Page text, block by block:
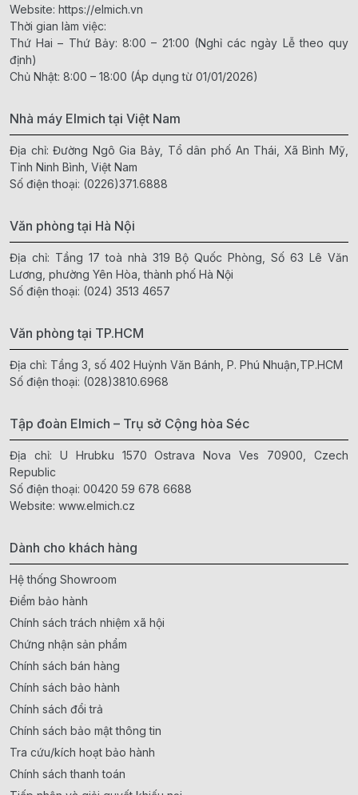
Website: https://elmich.vn
Thời gian làm việc:
Thứ Hai – Thứ Bảy: 8:00 – 21:00 (Nghỉ các ngày Lễ theo quy
định)
Chủ Nhật: 8:00 – 18:00 (Áp dụng từ 01/01/2026)
Nhà máy Elmich tại Việt Nam
Địa chỉ: Đường Ngô Gia Bảy, Tổ dân phố An Thái, Xã Bình Mỹ,
Tỉnh Ninh Bình, Việt Nam
Số điện thoại: (0226)371.6888
Văn phòng tại Hà Nội
Địa chỉ: Tầng 17 toà nhà 319 Bộ Quốc Phòng, Số 63 Lê Văn
Lương, phường Yên Hòa, thành phố Hà Nội
Số điện thoại: (024) 3513 4657
Văn phòng tại TP.HCM
Địa chỉ: Tầng 3, số 402 Huỳnh Văn Bánh, P. Phú Nhuận,TP.HCM
Số điện thoại: (028)3810.6968
Tập đoàn Elmich – Trụ sở Cộng hòa Séc
Địa chỉ: U Hrubku 1570 Ostrava Nova Ves 70900, Czech
Republic
Số điện thoại: 00420 59 678 6688
Website: www.elmich.cz
Dành cho khách hàng
Hệ thống Showroom
Điểm bảo hành
Chính sách trách nhiệm xã hội
Chứng nhận sản phẩm
Chính sách bán hàng
Chính sách bảo hành
Chính sách đổi trả
Chính sách bảo mật thông tin
Tra cứu/kích hoạt bảo hành
Chính sách thanh toán